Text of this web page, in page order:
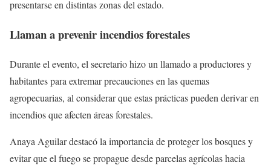
presentarse en distintas zonas del estado.
Llaman a prevenir incendios forestales
Durante el evento, el secretario hizo un llamado a productores y
habitantes para extremar precauciones en las quemas
agropecuarias, al considerar que estas prácticas pueden derivar en
incendios que afecten áreas forestales.
Anaya Aguilar destacó la importancia de proteger los bosques y
evitar que el fuego se propague desde parcelas agrícolas hacia